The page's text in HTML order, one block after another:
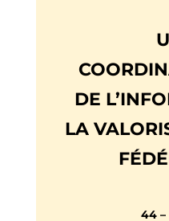
DE
LA
44 –